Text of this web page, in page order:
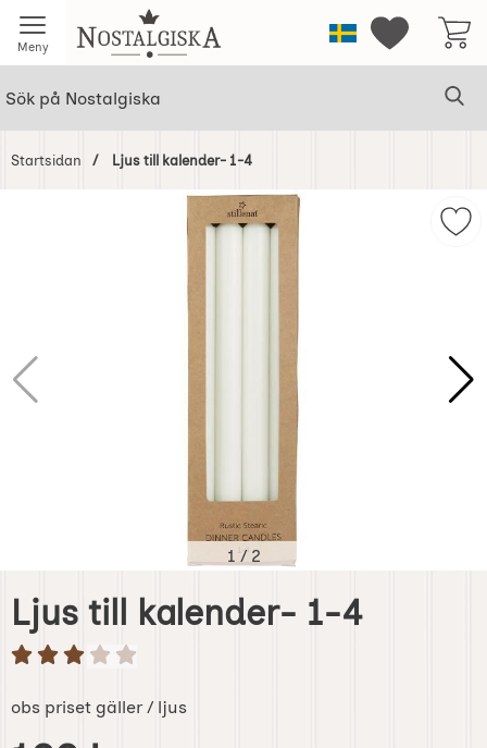
Meny Startsidan för NostalgiskaSverigeMina
Startsidan Ljus till kalender- 1-4
1 / 2
Ljus till kalender- 1-4
obs priset gäller / ljus
Handla denna produkt Ljus till kalender- 1-4